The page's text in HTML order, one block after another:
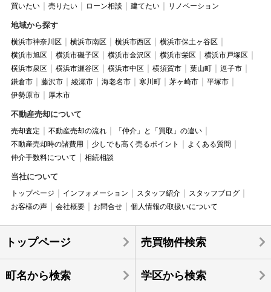
買いたい 売りたい ローン相談 建てたい リノベーション
地域から探す
横浜市神奈川区 横浜市南区 横浜市西区
横浜市保土ヶ谷区
横浜市旭区
横浜市磯子区 横浜市金沢区 横浜市栄区
横浜市戸塚区
横浜市泉区
横浜市瀬谷区 横浜市中区 横須賀市 葉山町
逗子市
鎌倉市
藤沢市 綾瀬市 海老名市 寒川町 茅ヶ崎市
平塚市
伊勢原市
厚木市
不動産売却について
売却査定 不動産売却の流れ
「仲介」と「買取」の違い
不動産売却時の諸費用
少しでも高く売るポイント
よくある質問
仲介手数料について
相続相談
当社について
トップページ インフォメーション スタッフ紹介
スタッフブログ
お客様の声
会社概要 お問合せ 個人情報の取扱いについて
トップページ 売買物件検索
町名から検索 学区から検索